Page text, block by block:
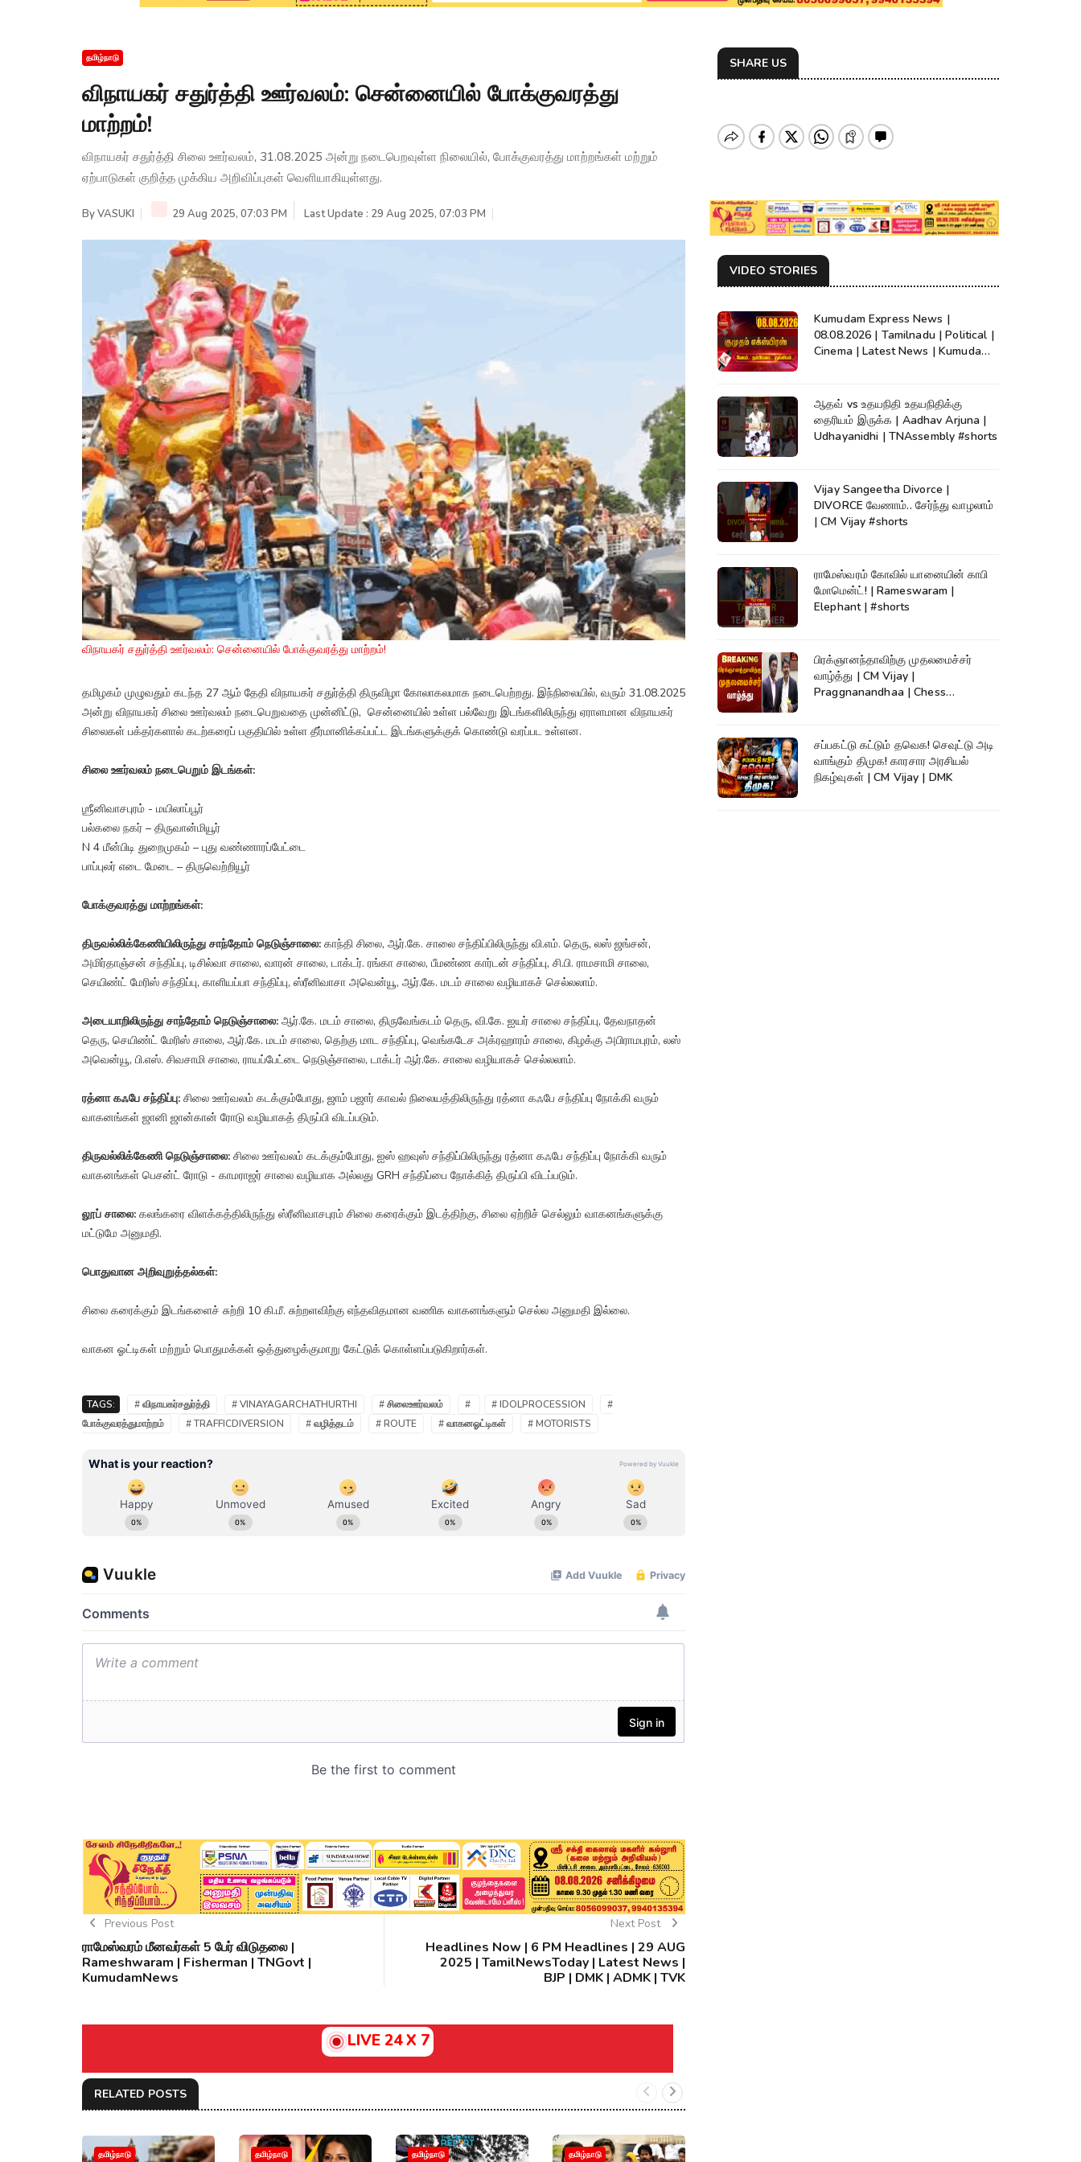
தமிழ்நாடு
விநாயகர் சதுர்த்தி ஊர்வலம்: சென்னையில் போக்குவரத்து
மாற்றம்!
விநாயகர் சதுர்த்தி சிலை ஊர்வலம், 31.08.2025 அன்று நடைபெறவுள்ள நிலையில், போக்குவரத்து மாற்றங்கள் மற்றும்
ஏற்பாடுகள் குறித்த முக்கிய அறிவிப்புகள் வெளியாகியுள்ளது.
ByVASUKI 29 Aug 2025, 07:03 PM Last Update : 29 Aug 2025, 07:03 PM
விநாயகர் சதுர்த்தி ஊர்வலம்: சென்னையில் போக்குவரத்து மாற்றம்!
தமிழகம் முழுவதும் கடந்த 27 ஆம் தேதி விநாயகர் சதுர்த்தி திருவிழா கோலாகலமாக நடைபெற்றது. இந்நிலையில், வரும் 31.08.2025
அன்று விநாயகர் சிலை ஊர்வலம் நடைபெறுவதை முன்னிட்டு, சென்னையில் உள்ள பல்வேறு இடங்களிலிருந்து ஏராளமான விநாயகர்
சிலைகள் பக்தர்களால் கடற்கரைப் பகுதியில் உள்ள தீர்மானிக்கப்பட்ட இடங்களுக்குக் கொண்டு வரப்பட உள்ளன.
சிலை ஊர்வலம் நடைபெறும் இடங்கள்:
ஶ்ரீனிவாசபுரம் - மயிலாப்பூர்
பல்கலை நகர் – திருவான்மியூர்
N 4 மீன்பிடி துறைமுகம் – புது வண்ணாரப்பேட்டை
பாப்புலர் எடை மேடை – திருவெற்றியூர்
போக்குவரத்து மாற்றங்கள்:
திருவல்லிக்கேணியிலிருந்து சாந்தோம் நெடுஞ்சாலை: காந்தி சிலை, ஆர்.கே. சாலை சந்திப்பிலிருந்து வி.எம். தெரு, லஸ் ஜங்சன்,
அமிர்தாஞ்சன் சந்திப்பு, டிசில்வா சாலை, வாரன் சாலை, டாக்டர். ரங்கா சாலை, பீமண்ண கார்டன் சந்திப்பு, சி.பி. ராமசாமி சாலை,
செயிண்ட் மேரிஸ் சந்திப்பு, காளியப்பா சந்திப்பு, ஸ்ரீனிவாசா அவென்யூ, ஆர்.கே. மடம் சாலை வழியாகச் செல்லலாம்.
அடையாறிலிருந்து சாந்தோம் நெடுஞ்சாலை: ஆர்.கே. மடம் சாலை, திருவேங்கடம் தெரு, வி.கே. ஐயர் சாலை சந்திப்பு, தேவநாதன்
தெரு, செயிண்ட் மேரிஸ் சாலை, ஆர்.கே. மடம் சாலை, தெற்கு மாட சந்திப்பு, வெங்கடேச அக்ரஹாரம் சாலை, கிழக்கு அபிராமபுரம், லஸ்
அவென்யூ, பி.எஸ். சிவசாமி சாலை, ராயப்பேட்டை நெடுஞ்சாலை, டாக்டர் ஆர்.கே. சாலை வழியாகச் செல்லலாம்.
ரத்னா கஃபே சந்திப்பு: சிலை ஊர்வலம் கடக்கும்போது, ஜாம் பஜார் காவல் நிலையத்திலிருந்து ரத்னா கஃபே சந்திப்பு நோக்கி வரும்
வாகனங்கள் ஜானி ஜான்கான் ரோடு வழியாகத் திருப்பி விடப்படும்.
திருவல்லிக்கேணி நெடுஞ்சாலை: சிலை ஊர்வலம் கடக்கும்போது, ஐஸ் ஹவுஸ் சந்திப்பிலிருந்து ரத்னா கஃபே சந்திப்பு நோக்கி வரும்
வாகனங்கள் பெசன்ட் ரோடு - காமராஜர் சாலை வழியாக அல்லது GRH சந்திப்பை நோக்கித் திருப்பி விடப்படும்.
லூப் சாலை: கலங்கரை விளக்கத்திலிருந்து ஸ்ரீனிவாசபுரம் சிலை கரைக்கும் இடத்திற்கு, சிலை ஏற்றிச் செல்லும் வாகனங்களுக்கு
மட்டுமே அனுமதி.
பொதுவான அறிவுறுத்தல்கள்:
சிலை கரைக்கும் இடங்களைச் சுற்றி 10 கி.மீ. சுற்றளவிற்கு எந்தவிதமான வணிக வாகனங்களும் செல்ல அனுமதி இல்லை.
வாகன ஓட்டிகள் மற்றும் பொதுமக்கள் ஒத்துழைக்குமாறு கேட்டுக் கொள்ளப்படுகிறார்கள்.
TAGS: # விநாயகர்சதுர்த்தி # VINAYAGARCHATHURTHI # சிலைஊர்வலம் # # IDOLPROCESSION
#
போக்குவரத்துமாற்றம்
# TRAFFICDIVERSION # வழித்தடம் # ROUTE # வாகனஓட்டிகள் # MOTORISTS
Previous Post
ராமேஸ்வரம் மீனவர்கள் 5 பேர் விடுதலை |
Rameshwaram | Fisherman | TNGovt |
KumudamNews
Next Post
Headlines Now | 6 PM Headlines | 29 AUG
2025 | TamilNewsToday | Latest News |
BJP | DMK | ADMK | TVK
LIVE 24 X 7
RELATED POSTS
தமிழ்நாடு தமிழ்நாடு தமிழ்நாடு தமிழ்நாடு
SHARE US
VIDEO STORIES
Kumudam Express News |
08.08.2026 | Tamilnadu | Political |
Cinema | Latest News | Kumudam
ஆதவ் vs உதயநிதி உதயநிதிக்கு
தைரியம் இருக்க | Aadhav Arjuna |
Udhayanidhi | TNAssembly #shorts
Vijay Sangeetha Divorce |
DIVORCE வேணாம்.. சேர்ந்து வாழலாம்
| CM Vijay #shorts
ராமேஸ்வரம் கோவில் யானையின் காபி
மோமென்ட்! | Rameswaram |
Elephant | #shorts
பிரக்ஞானந்தாவிற்கு முதலமைச்சர்
வாழ்த்து | CM Vijay |
Praggnanandhaa | Chess
சப்பகட்டு கட்டும் தவெக! செவுட்டு அடி
வாங்கும் திமுக! காரசார அரசியல்
நிகழ்வுகள் | CM Vijay | DMK